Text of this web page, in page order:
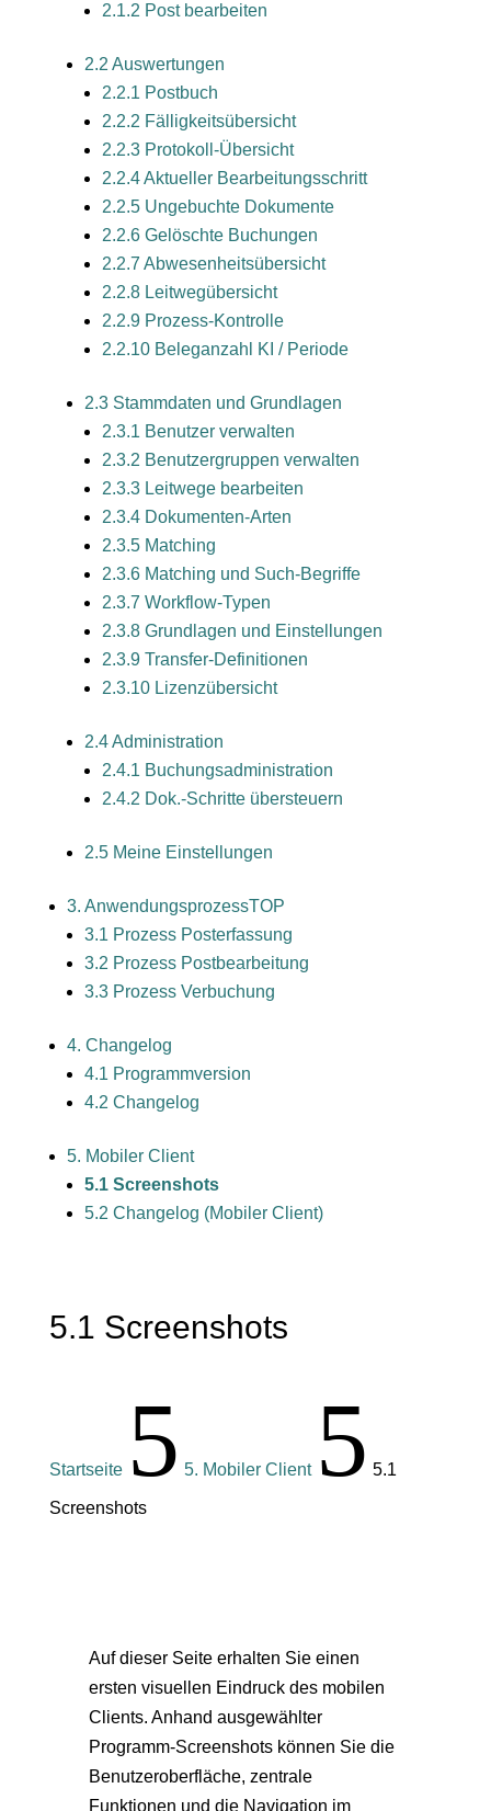
2.1.2 Post bearbeiten
2.2 Auswertungen
2.2.1 Postbuch
2.2.2 Fälligkeitsübersicht
2.2.3 Protokoll-Übersicht
2.2.4 Aktueller Bearbeitungsschritt
2.2.5 Ungebuchte Dokumente
2.2.6 Gelöschte Buchungen
2.2.7 Abwesenheitsübersicht
2.2.8 Leitwegübersicht
2.2.9 Prozess-Kontrolle
2.2.10 Beleganzahl KI / Periode
2.3 Stammdaten und Grundlagen
2.3.1 Benutzer verwalten
2.3.2 Benutzergruppen verwalten
2.3.3 Leitwege bearbeiten
2.3.4 Dokumenten-Arten
2.3.5 Matching
2.3.6 Matching und Such-Begriffe
2.3.7 Workflow-Typen
2.3.8 Grundlagen und Einstellungen
2.3.9 Transfer-Definitionen
2.3.10 Lizenzübersicht
2.4 Administration
2.4.1 Buchungsadministration
2.4.2 Dok.-Schritte übersteuern
2.5 Meine Einstellungen
3. AnwendungsprozessTOP
3.1 Prozess Posterfassung
3.2 Prozess Postbearbeitung
3.3 Prozess Verbuchung
4. Changelog
4.1 Programmversion
4.2 Changelog
5. Mobiler Client
5.1 Screenshots
5.2 Changelog (Mobiler Client)
5.1 Screenshots
Startseite 5 5. Mobiler Client 5 5.1
Screenshots
Auf dieser Seite erhalten Sie einen
ersten visuellen Eindruck des mobilen
Clients. Anhand ausgewählter
Programm-Screenshots können Sie die
Benutzeroberfläche, zentrale
Funktionen und die Navigation im